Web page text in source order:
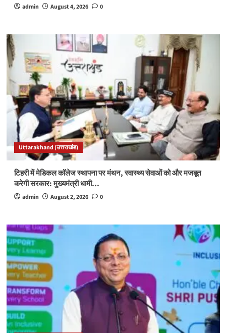
admin August 4, 2026 0
Uttarakhand (उत्तराखंड)
टिहरी में मेडिकल कॉलेज स्थापना पर मंथन, स्वास्थ्य सेवाओं को और मजबूत
करेगी सरकार: मुख्यमंत्री धामी…
admin August 2, 2026 0